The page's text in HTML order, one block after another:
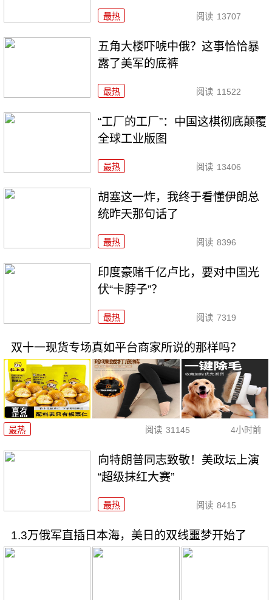
最热 阅读 13707
五角大楼吓唬中俄？这事恰恰暴
露了美军的底裤
最热 阅读 11522
“工厂的工厂”：中国这棋彻底颠覆
全球工业版图
最热 阅读 13406
胡塞这一炸，我终于看懂伊朗总
统昨天那句话了
最热 阅读 8396
印度豪赌千亿卢比，要对中国光
伏“卡脖子”？
最热 阅读 7319
双十一现货专场真如平台商家所说的那样吗？
最热 阅读 31145 4小时前
向特朗普同志致敬！美政坛上演
“超级抹红大赛”
最热 阅读 8415
1.3万俄军直插日本海，美日的双线噩梦开始了